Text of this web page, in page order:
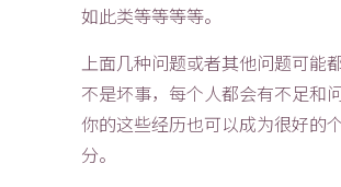
如此类等等等等。
上面几种问题或者其他问题可能
不是坏事，每个人都会有不足和
你的这些经历也可以成为很好的
分。